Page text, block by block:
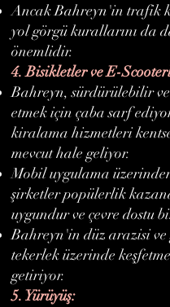
Ancak Bahreyn'in trafik
yol görgü kurallarını da
önemlidir.
4. Bisikletler ve E-
Bahreyn, sürdürülebilir ve
etmek için çaba sarf
kiralama hizmetleri
mevcut hale geliyor.
Mobil uygulama
şirketler popülerlik
uygundur ve çevre dostu
Bahreyn'in düz arazisi ve
tekerlek üzerinde
getiriyor.
5. Yürüyüş: